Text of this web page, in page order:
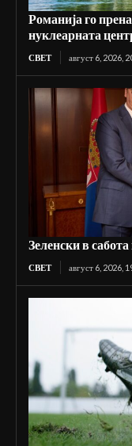
Романија го
нуклеарната
СВЕТ август 6, 2026,
Зеленски в
СВЕТ август 6, 2026,